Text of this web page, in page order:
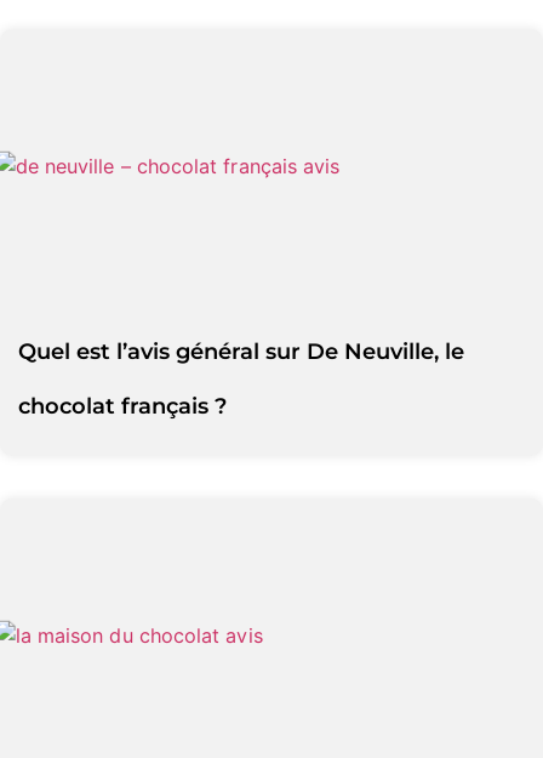
Quel est l’avis général sur De Neuville, le
chocolat français ?